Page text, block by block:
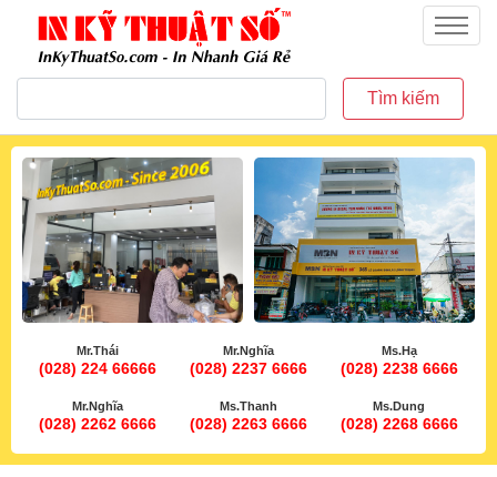
inkythuatso.com
Menu
Tìm kiếm
Mr.Thái
(028) 224 66666
Mr.Nghĩa
(028) 2237 6666
Ms.Hạ
(028) 2238 6666
Mr.Nghĩa
(028) 2262 6666
Ms.Thanh
(028) 2263 6666
Ms.Dung
(028) 2268 6666